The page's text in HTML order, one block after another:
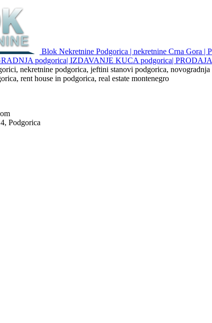
Blok Nekretnine Podgorica | nekretnine Crna
podgorica| IZDAVANJE KUCA podgorica|
nekretnine podgorica, jeftini stanovi podgorica,
rent house in podgorica, real estate montenegro
Podgorica